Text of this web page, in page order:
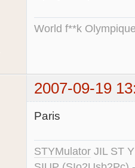
World f**k
2007-09-19
Paris
STYMulator JIL ST